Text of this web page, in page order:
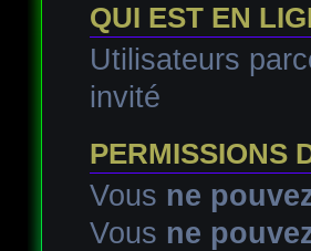
QUI EST EN
Utilisateurs
invité
PERMISSIONS
Vous ne
Vous ne